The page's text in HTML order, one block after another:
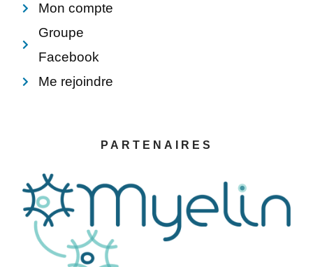
Mon compte
Groupe
Facebook
Me rejoindre
PARTENAIRES